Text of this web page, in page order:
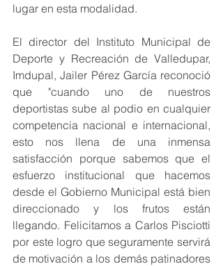
lugar en esta modalidad.
El director del Instituto Municipal de
Deporte y Recreación de Valledupar,
Imdupal, Jailer Pérez García reconoció
que "cuando uno de nuestros
deportistas sube al podio en cualquier
competencia nacional e internacional,
esto nos llena de una inmensa
satisfacción porque sabemos que el
esfuerzo institucional que hacemos
desde el Gobierno Municipal está bien
direccionado y los frutos están
llegando. Felicitamos a Carlos Pisciotti
por este logro que seguramente servirá
de motivación a los demás patinadores